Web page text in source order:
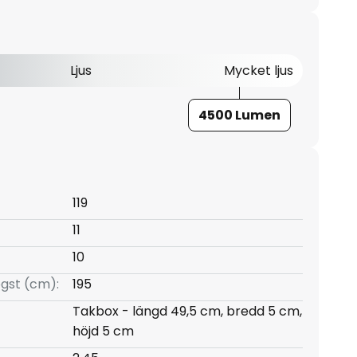
Ljus Mycket ljus
4500 Lumen
119
11
10
(cm):
195
Takbox - längd 49,5 cm, bredd 5 cm,
höjd 5 cm